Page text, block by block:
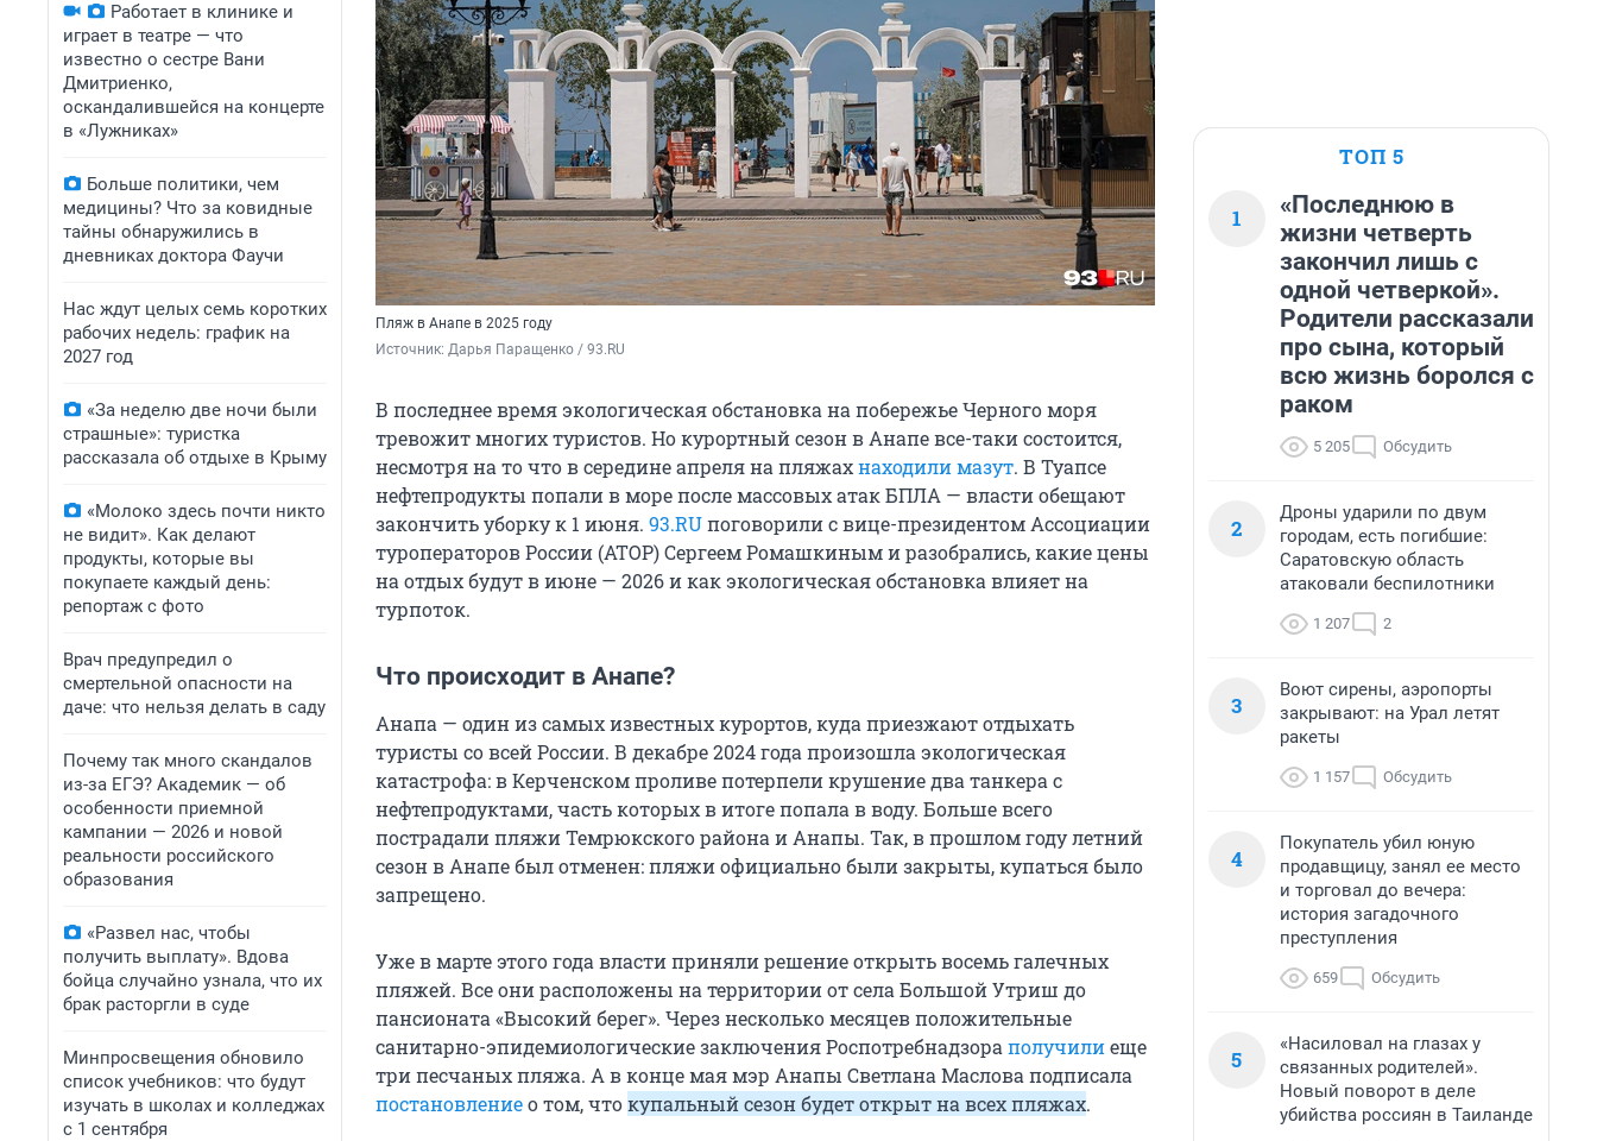
Работает в клинике и
играет в театре — что
известно о сестре Вани
Дмитриенко,
оскандалившейся на концерте
в «Лужниках»
Больше политики, чем
медицины? Что за ковидные
тайны обнаружились в
дневниках доктора Фаучи
Нас ждут целых семь коротких
рабочих недель: график на
2027 год
«За неделю две ночи были
страшные»: туристка
рассказала об отдыхе в Крыму
«Молоко здесь почти никто
не видит». Как делают
продукты, которые вы
покупаете каждый день:
репортаж с фото
Врач предупредил о
смертельной опасности на
даче: что нельзя делать в саду
Почему так много скандалов
из-за ЕГЭ? Академик — об
особенности приемной
кампании — 2026 и новой
реальности российского
образования
«Развел нас, чтобы
получить выплату». Вдова
бойца случайно узнала, что их
брак расторгли в суде
Минпросвещения обновило
список учебников: что будут
изучать в школах и колледжах
с 1 сентября
Пляж в Анапе в 2025 году
Источник: Дарья Паращенко / 93.RU
В последнее время экологическая обстановка на побережье Черного моря
тревожит многих туристов. Но курортный сезон в Анапе все-таки состоится,
несмотря на то что в середине апреля на пляжахнаходили мазут. В Туапсе
нефтепродукты попали в море после массовых атак БПЛА — власти обещают
закончить уборку к 1 июня. 93.RUпоговорили с вице-президентом Ассоциации
туроператоров России (АТОР) Сергеем Ромашкиным и разобрались, какие цены
на отдых будут в июне — 2026 и как экологическая обстановка влияет на
турпоток.
Что происходит в Анапе?
Анапа — один из самых известных курортов, куда приезжают отдыхать
туристы со всей России. В декабре 2024 года произошла экологическая
катастрофа: в Керченском проливе потерпели крушение два танкера с
нефтепродуктами, часть которых в итоге попала в воду. Больше всего
пострадали пляжи Темрюкского района и Анапы. Так, в прошлом году летний
сезон в Анапе был отменен: пляжи официально были закрыты, купаться было
запрещено.
Уже в марте этого года власти приняли решение открыть восемь галечных
пляжей. Все они расположены на территории от села Большой Утриш до
пансионата «Высокий берег». Через несколько месяцев положительные
санитарно-эпидемиологические заключения Роспотребнадзора получилиеще
три песчаных пляжа. А в конце мая мэр Анапы Светлана Маслова подписала
постановлениео том, чтокупальный сезон будет открыт на всех пляжах.
ТОП 5
1
«Последнюю в
жизни четверть
закончил лишь с
одной четверкой».
Родители рассказали
про сына, который
всю жизнь боролся с
раком
5 205 Обсудить
2
Дроны ударили по двум
городам, есть погибшие:
Саратовскую область
атаковали беспилотники
1 207 2
3
Воют сирены, аэропорты
закрывают: на Урал летят
ракеты
1 157 Обсудить
4
Покупатель убил юную
продавщицу, занял ее место
и торговал до вечера:
история загадочного
преступления
659 Обсудить
5
«Насиловал на глазах у
связанных родителей».
Новый поворот в деле
убийства россиян в Таиланде